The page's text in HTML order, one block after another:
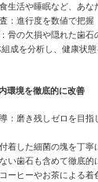
生活や睡眠など、あな
：進行度を数値で把握
骨の欠損や隠れた歯石
成を分析し、健康状
環境を徹底的に改善
：磨き残しゼロを目
着した細菌の塊を丁寧
い歯石も含めて徹底的
ーヒーやお茶による着